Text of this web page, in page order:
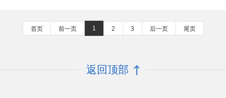
首页 前一页 1 2 3 后一页 尾页
返回顶部